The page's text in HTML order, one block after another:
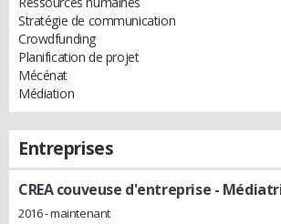
Stratégie de communication
Crowdfunding
Planification de projet
Mécénat
Médiation
Entreprises
CREA couveuse d'entreprise -
2016 - maintenant